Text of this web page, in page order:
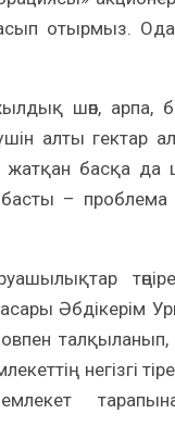
отырмыз.
шөп, арпа,
алты гектар
басқа да
–
талқыланып,
негізгі